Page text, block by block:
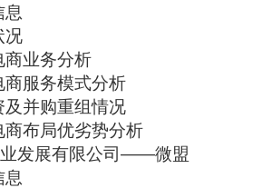
息
况
商业务分析
商服务模式分析
及并购重组情况
商布局优劣势分析
发展有限公司——微盟
息